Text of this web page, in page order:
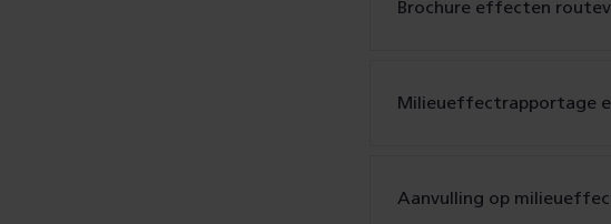
Brochure effecten
Milieueffectrapportage
Aanvulling op